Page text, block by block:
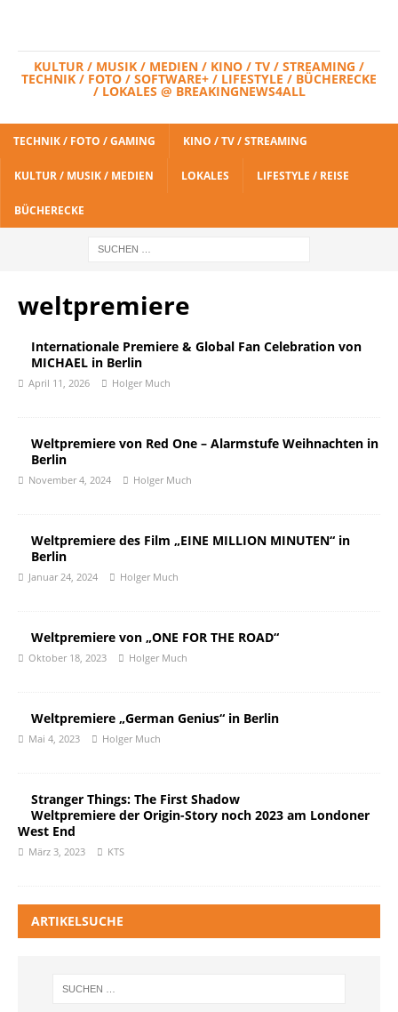
KULTUR / MUSIK / MEDIEN / KINO / TV / STREAMING /
TECHNIK / FOTO / SOFTWARE+ / LIFESTYLE / BÜCHERECKE
/ LOKALES @ BREAKINGNEWS4ALL
TECHNIK / FOTO / GAMING KINO / TV / STREAMING
KULTUR / MUSIK / MEDIEN LOKALES LIFESTYLE / REISE
BÜCHERECKE
weltpremiere
Internationale Premiere & Global Fan Celebration von
MICHAEL in Berlin
April 11, 2026 Holger Much
Weltpremiere von Red One – Alarmstufe Weihnachten in
Berlin
November 4, 2024 Holger Much
Weltpremiere des Film „EINE MILLION MINUTEN“ in
Berlin
Januar 24, 2024 Holger Much
Weltpremiere von „ONE FOR THE ROAD“
Oktober 18, 2023 Holger Much
Weltpremiere „German Genius“ in Berlin
Mai 4, 2023 Holger Much
Stranger Things: The First Shadow
Weltpremiere der Origin-Story noch 2023 am Londoner
West End
März 3, 2023 KTS
ARTIKELSUCHE